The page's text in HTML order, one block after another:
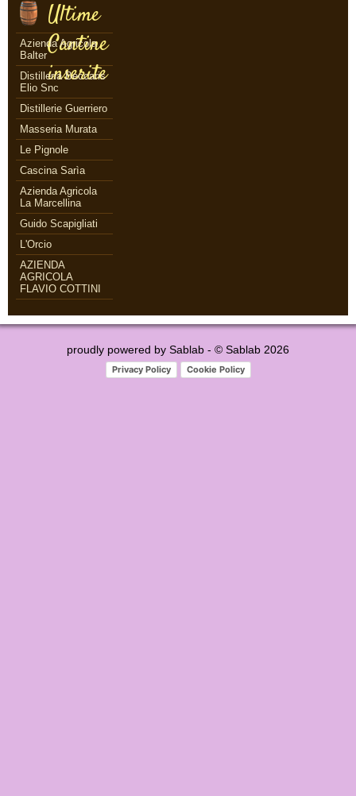
Ultime
Cantine
inserite
Azienda Agricola
Balter
Distilleria Beccaris
Elio Snc
Distillerie Guerriero
Masseria Murata
Le Pignole
Cascina Sarìa
Azienda Agricola
La Marcellina
Guido Scapigliati
L'Orcio
AZIENDA
AGRICOLA
FLAVIO COTTINI
proudly powered by Sablab - © Sablab 2026
Privacy Policy Cookie Policy